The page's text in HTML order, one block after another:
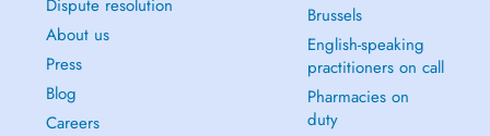
Dispute resolution
About us
Press
Blog
Careers
Brussels
English-speaking
practitioners on call
Pharmacies on
duty